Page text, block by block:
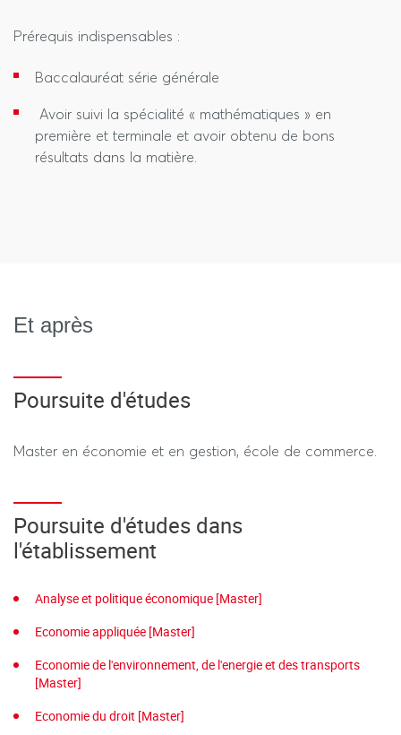
Prérequis indispensables :
Baccalauréat série générale
Avoir suivi la spécialité « mathématiques » en
première et terminale et avoir obtenu de bons
résultats dans la matière.
Et après
Poursuite d'études
Master en économie et en gestion, école de commerce.
Poursuite d'études dans
l'établissement
Analyse et politique économique [Master]
Economie appliquée [Master]
Economie de l'environnement, de l'energie et des transports
[Master]
Economie du droit [Master]